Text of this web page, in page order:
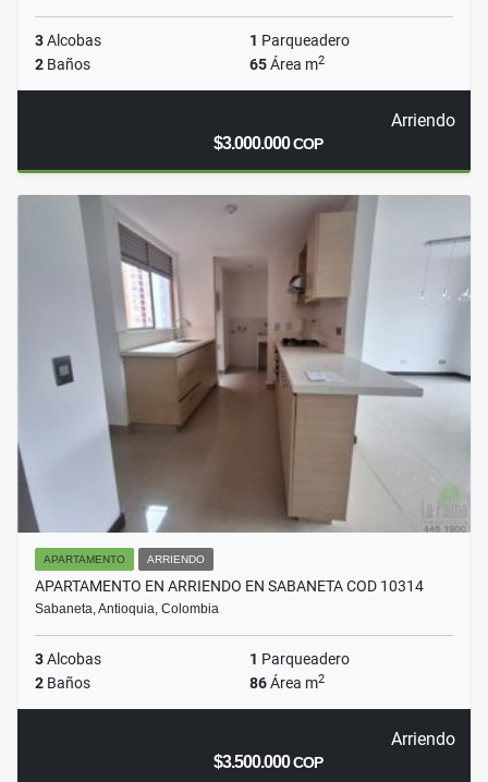
3Alcobas 1 Parqueadero
2 Baños 65Área m2
Arriendo
$3.000.000COP
APARTAMENTO ARRIENDO
APARTAMENTO EN ARRIENDO EN SABANETA COD 10314
Sabaneta, Antioquia, Colombia
3Alcobas 1 Parqueadero
2 Baños 86Área m2
Arriendo
$3.500.000COP